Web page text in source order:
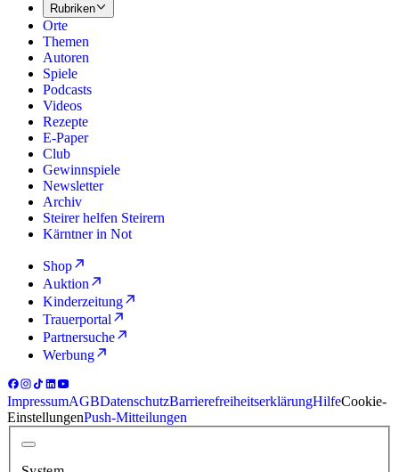
Rubriken
Orte
Themen
Autoren
Spiele
Podcasts
Videos
Rezepte
E-Paper
Club
Gewinnspiele
Newsletter
Archiv
Steirer helfen Steirern
Kärntner in Not
Shop
Auktion
Kinderzeitung
Trauerportal
Partnersuche
Werbung
ImpressumAGBDatenschutzBarrierefreiheitserklärungHilfeCookie-
EinstellungenPush-Mitteilungen